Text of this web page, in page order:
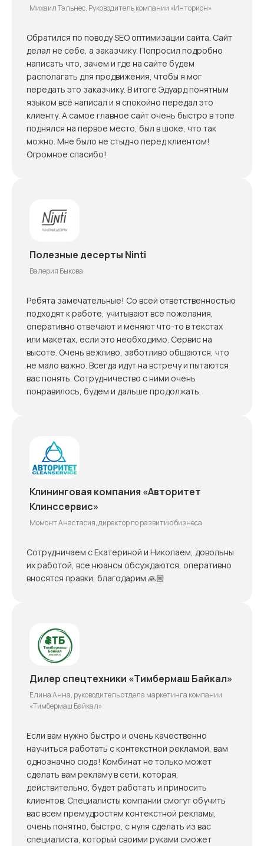
Михаил Тэльнес, Руководитель компании «Инторион»
Обратился по поводу SEO оптимизации сайта. Сайт
делал не себе, а заказчику. Попросил подробно
написать что, зачем и где на сайте будем
располагать для продвижения, чтобы я мог
передать это заказчику. В итоге Эдуард понятным
языком всё написал и я спокойно передал это
клиенту. А самое главное сайт очень быстро в топе
поднялся на первое место, был в шоке, что так
можно. Мне было не стыдно перед клиентом!
Огромное спасибо!
Полезные десерты Ninti
Валерия Быкова
Ребята замечательные! Со всей ответственностью
подходят к работе, учитывают все пожелания,
оперативно отвечают и меняют что-то в текстах
или макетах, если это необходимо. Сервис на
высоте. Очень вежливо, заботливо общаются, что
не мало важно. Всегда идут на встречу и пытаются
вас понять. Сотрудничество с ними очень
понравилось, будем и дальше продолжать.
Клининговая компания «Авторитет
Клинссервис»
Момонт Анастасия, директор по развитию бизнеса
Сотрудничаем с Екатериной и Николаем, довольны
их работой, все нюансы обсуждаются, оперативно
вносятся правки, благодарим 🙏🏼
Дилер спецтехники «Тимбермаш Байкал»
Елина Анна, руководитель отдела маркетинга компании
«Тимбермаш Байкал»
Если вам нужно быстро и очень качественно
научиться работать с контекстной рекламой, вам
однозначно сюда! Комбинат не только может
сделать вам рекламу в сети, которая,
действительно, будет работать и приносить
клиентов. Специалисты компании смогут обучить
вас всем премудростям контекстной рекламы,
очень понятно, быстро, с нуля сделать из вас
специалиста, который своими руками сможет
Эдуард Синица — просто великолепный ментор,
познать. В итоге с его помощью вы получите все
необходимые навыки. Эдуард очень чутко работает
с вашими запросами, если что-то не понятно,
объяснить столько раз, сколько нужно, с ним очень
легко работать, ты не чувствуешь себя незнайкой,
ты чувствуешь поддержку настоящего
профессионала. Поэтому обращайтесь! Всем
советую. Сама выбирала между обучением онлайн в
каких-то школах, в итоге остановилась на наших,
местных специалистах, на работе очно. За 4 часа
интенсива с нуля сама настроила кампанию. В